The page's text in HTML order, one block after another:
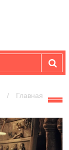
/ Главная